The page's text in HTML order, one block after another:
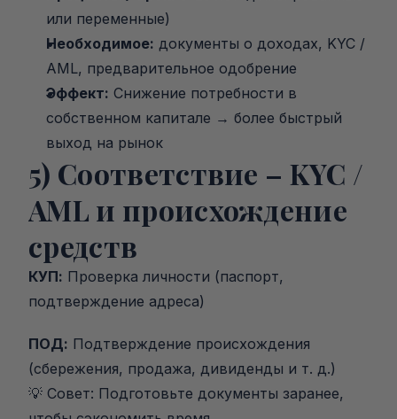
или переменные)
Необходимое: документы о доходах, KYC /
AML, предварительное одобрение
Эффект: Снижение потребности в
собственном капитале → более быстрый
выход на рынок
5) Соответствие – KYC /
AML и происхождение
средств
КУП: Проверка личности (паспорт,
подтверждение адреса)
ПОД: Подтверждение происхождения
(сбережения, продажа, дивиденды и т. д.)
💡 Совет: Подготовьте документы заранее,